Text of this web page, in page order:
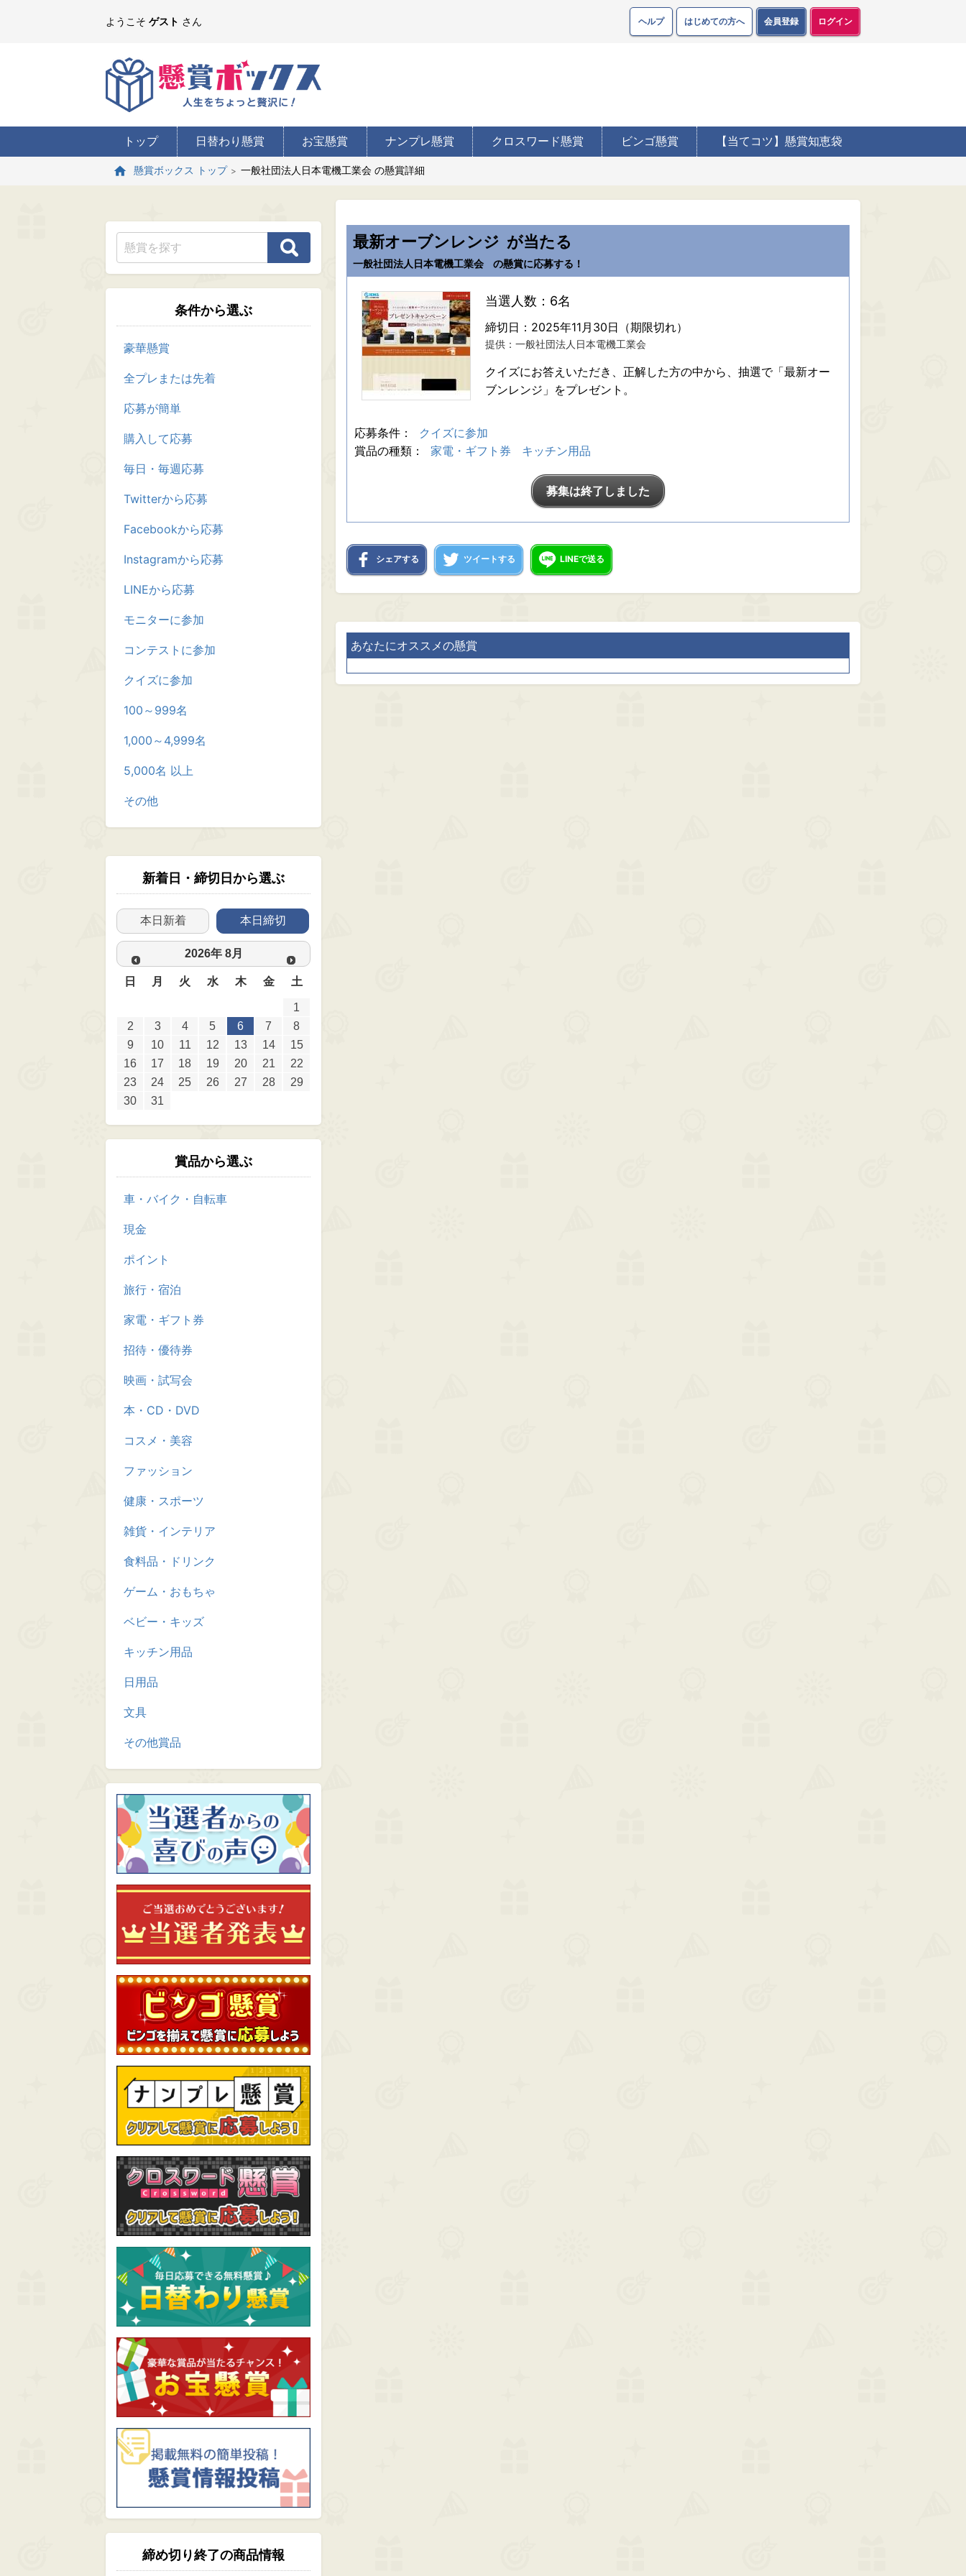
ようこそ ゲスト さん ヘルプ はじめての方へ 会員登録 ログイン
トップ 日替わり懸賞 お宝懸賞 ナンプレ懸賞 クロスワード懸賞 ビンゴ懸賞 【当てコツ】懸賞知恵袋
懸賞ボックス トップ 一般社団法人日本電機工業会 の懸賞詳細
条件から選ぶ
豪華懸賞
全プレまたは先着
応募が簡単
購入して応募
毎日・毎週応募
Twitterから応募
Facebookから応募
Instagramから応募
LINEから応募
モニターに参加
コンテストに参加
クイズに参加
100～999名
1,000～4,999名
5,000名 以上
その他
新着日・締切日から選ぶ
本日新着 本日締切
2026年 8月
日 月 火 水 木 金 土
1
2
3 4 5 6 7
8
9
10 11 12 13 14
15
16
17 18 19 20 21
22
23
24 25 26 27 28
29
30
31
賞品から選ぶ
車・バイク・自転車
現金
ポイント
旅行・宿泊
家電・ギフト券
招待・優待券
映画・試写会
本・CD・DVD
コスメ・美容
ファッション
健康・スポーツ
雑貨・インテリア
食料品・ドリンク
ゲーム・おもちゃ
ベビー・キッズ
キッチン用品
日用品
文具
その他賞品
締め切り終了の商品情報
最新オーブンレンジ が当たる
一般社団法人日本電機工業会 の懸賞に応募する！
当選人数：6名
締切日：2025年11月30日（期限切れ）
提供：一般社団法人日本電機工業会
クイズにお答えいただき、正解した方の中から、抽選で「最新オー
ブンレンジ」をプレゼント。
応募条件：
クイズに参加
賞品の種類：
家電・ギフト券 キッチン用品
募集は終了しました
シェアする ツイートする LINEで送る
あなたにオススメの懸賞